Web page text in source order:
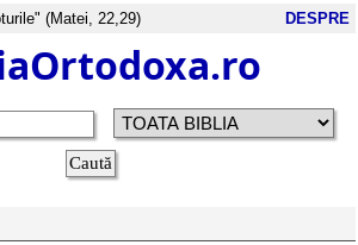
(Matei, 22,29) DESPRE